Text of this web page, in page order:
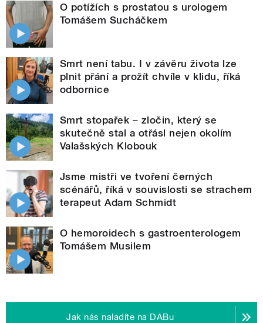
O potížích s prostatou s urologem
Tomášem Sucháčkem
Smrt není tabu. I v závěru života lze
plnit přání a prožít chvíle v klidu, říká
odbornice
Smrt stopařek – zločin, který se
skutečně stal a otřásl nejen okolím
Valašských Klobouk
Jsme mistři ve tvoření černých
scénářů, říká v souvislosti se strachem
terapeut Adam Schmidt
O hemoroidech s gastroenterologem
Tomášem Musilem
Jak nás naladíte na DABu